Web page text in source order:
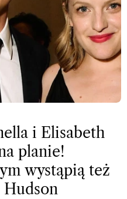
i Elisabeth
planie!
wystąpią też